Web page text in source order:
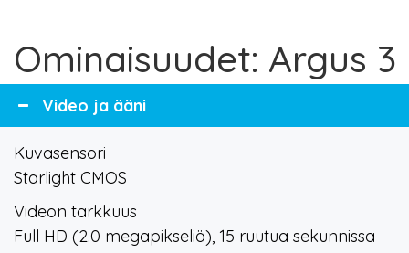
Ominaisuudet: Argus 3
Video ja ääni
Kuvasensori
Starlight CMOS
Videon tarkkuus
Full HD (2.0 megapikseliä), 15 ruutua sekunnissa